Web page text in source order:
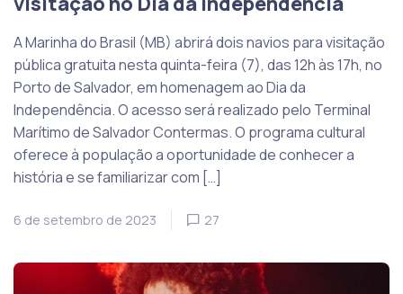
A Marinha do Brasil (MB) abrirá dois navios para visitação
pública gratuita nesta quinta-feira (7), das 12h às 17h, no
Porto de Salvador, em homenagem ao Dia da
Independência. O acesso será realizado pelo Terminal
Marítimo de Salvador Contermas. O programa cultural
oferece à população a oportunidade de conhecer a
história e se familiarizar com […]
6 de setembro de 2023 27